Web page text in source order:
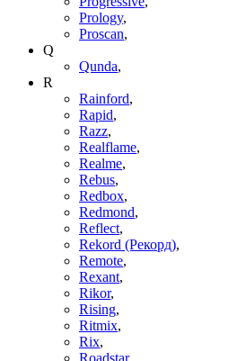
Prology,
Proscan,
Q
Qunda,
R
Rainford,
Rapid,
Razz,
Realflame,
Realme,
Rebus,
Redbox,
Redmond,
Reflect,
Rekord (Рекорд),
Remote,
Rexant,
Rikor,
Rising,
Ritmix,
Rix,
Roadstar,